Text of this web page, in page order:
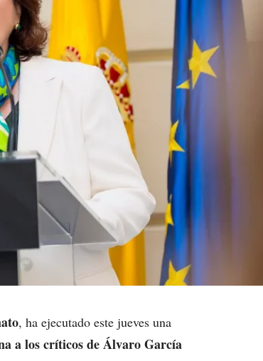
, ha ejecutado este jueves una
a los críticos de Álvaro García